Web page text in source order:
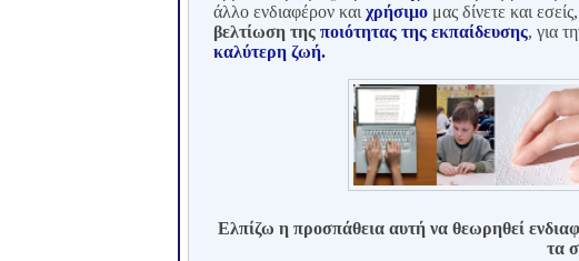
άλλο ενδιαφέρον και χρήσιμομας δίνετε και
βελτίωση της ποιότητας της εκπαίδευσης, για
καλύτερη ζωή.
Ελπίζω η προσπάθεια αυτή να θεωρηθεί
τα